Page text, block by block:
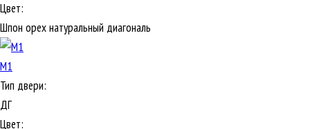
Цвет:
Шпон орех натуральный диагональ
М1
Тип двери:
ДГ
Цвет: